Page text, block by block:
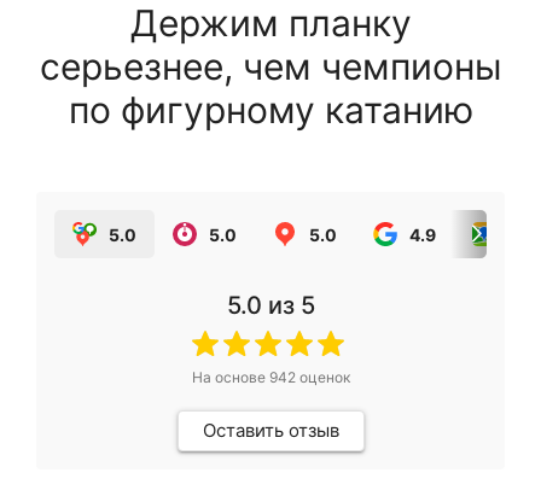
Держим планку
серьезнее, чем чемпионы
по фигурному катанию
5.0 5.0 5.0 4.9
5.0 из 5
На основе 942оценок
Оставить отзыв